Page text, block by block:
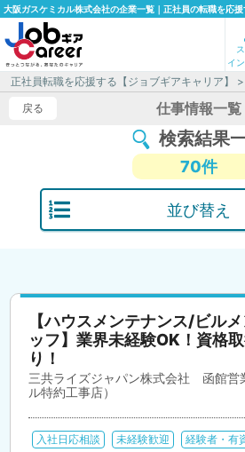
大阪ガスケミカル株式会社の企業一覧｜正社員の転職を応
イ
正社員転職を応援する【ジョブギアキャリア】 >
戻る
仕事情報一覧
検索結果
70件
並び替え
【ハウスメンテナンス/ビル
ッフ】業界未経験OK！資格
り！
三共ライズジャパン株式会社 函館営
ル特約工事店）
入社日応相談 未経験歓迎 経験者・有